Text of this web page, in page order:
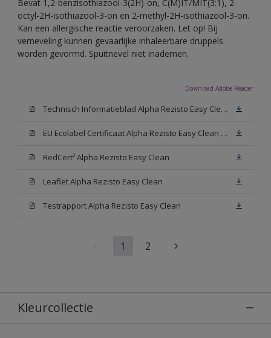
Bevat 1,2-benzisothiazool-3(2H)-on, C(M)IT/MIT(3:1), 2-
octyl-2H-isothiazool-3-on en 2-methyl-2H-isothiazool-3-on.
Kan een allergische reactie veroorzaken. Let op! Bij
verneveling kunnen gevaarlijke inhaleerbare druppels
worden gevormd. Spuitnevel niet inademen.
Download Adobe Reader
Technisch Informatieblad Alpha Rezisto Easy Clean (PDF)
EU Ecolabel Certificaat Alpha Rezisto Easy Clean Mat
RedCert² Alpha Rezisto Easy Clean
Leaflet Alpha Rezisto Easy Clean
Testrapport Alpha Rezisto Easy Clean
1 2
Kleurcollectie